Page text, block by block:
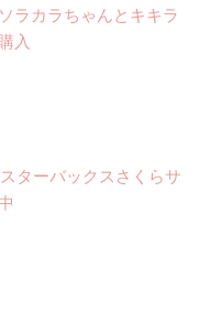
ラカラちゃんとキキラ
入
ターバックスさくらサ